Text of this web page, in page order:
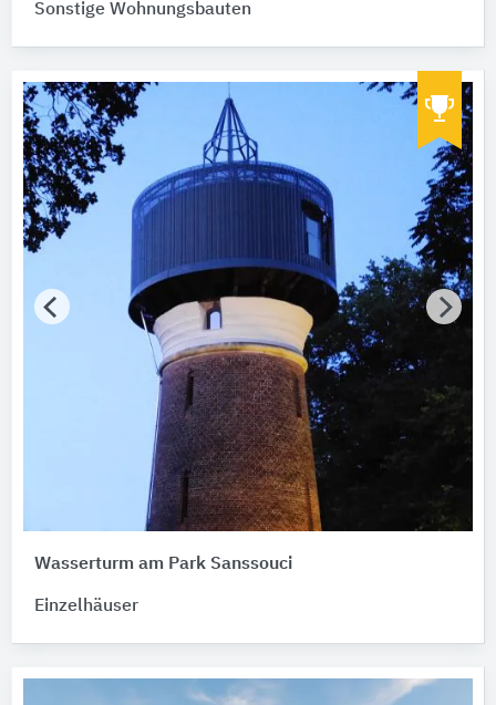
Sonstige Wohnungsbauten
Wasserturm am Park Sanssouci
Einzelhäuser